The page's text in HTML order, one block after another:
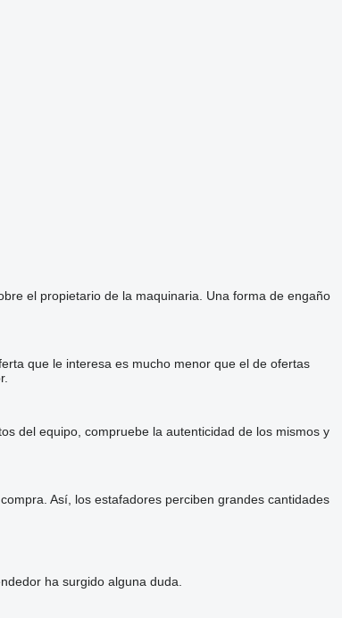
el propietario de la maquinaria. Una forma de engaño
que le interesa es mucho menor que el de ofertas
del equipo, compruebe la autenticidad de los mismos y
Así, los estafadores perciben grandes cantidades
ha surgido alguna duda.